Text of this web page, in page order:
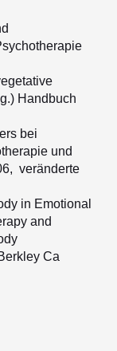
Handbuch
bei
und
veränderte
in Emotional
and
Ca